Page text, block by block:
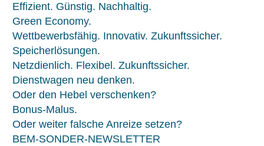
Effizient. Günstig. Nachhaltig.
Green Economy.
Wettbewerbsfähig. Innovativ. Zukunftssicher.
Speicherlösungen.
Netzdienlich. Flexibel. Zukunftssicher.
Dienstwagen neu denken.
Oder den Hebel verschenken?
Bonus-Malus.
Oder weiter falsche Anreize setzen?
BEM-SONDER-NEWSLETTER